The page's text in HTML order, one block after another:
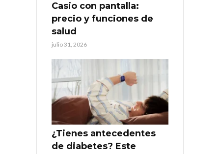
Casio con pantalla:
precio y funciones de
salud
julio 31, 2026
¿Tienes antecedentes
de diabetes? Este